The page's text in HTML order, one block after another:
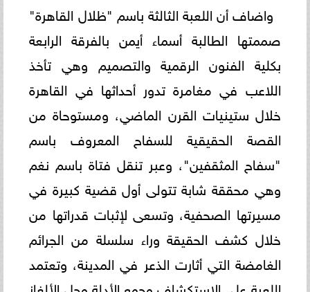
واضاف أن اللعبة الثالثة باسم "ظلال القاهرة"
صممتها الطالبة أسماء أيمن بالفرقة الرابعة
بكلية الفنون الرقمية والتصميم وهي تأخذ
اللاعب في مغامرة تدور أحداثها في القاهرة
خلال ستينيات القرن الماضي، ومستوحاة من
القصة الحقيقية للسفاح المعروف باسم
"سفاح المثقفين"، وعبر تنقل فتاة باسم نغم
وهي محققة شابة تتولى أول قضية كبيرة في
مسيرتها الصحفية، وتسعى لإثبات قدراتها من
خلال كشف الحقيقة وراء سلسلة من الجرائم
الغامضة التي أثارت الذعر في المدينة، وتعتمد
اللعبة على الاستكشاف وجمع الأدلة وحل الألغاز